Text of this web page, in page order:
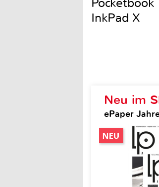
Neu im
ePaper
InkPad X